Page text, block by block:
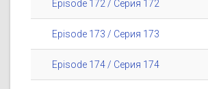
Episode 172 / Серия 172
Episode 173 / Серия 173
Episode 174 / Серия 174